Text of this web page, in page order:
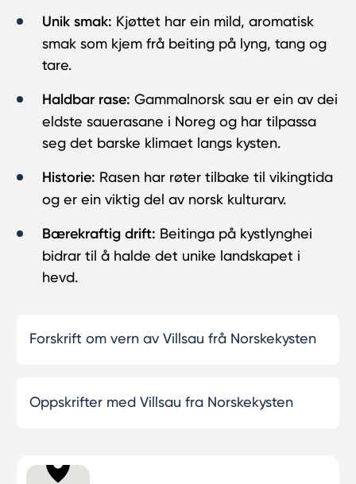
Unik smak: Kjøttet har ein mild, aromatisk
smak som kjem frå beiting på lyng, tang og
tare.
Haldbar rase: Gammalnorsk sau er ein av dei
eldste sauerasane i Noreg og har tilpassa
seg det barske klimaet langs kysten.
Historie: Rasen har røter tilbake til vikingtida
og er ein viktig del av norsk kulturarv.
Bærekraftig drift: Beitinga på kystlynghei
bidrar til å halde det unike landskapet i
hevd.
Forskrift om vern av Villsau frå Norskekysten
Oppskrifter med Villsau fra Norskekysten